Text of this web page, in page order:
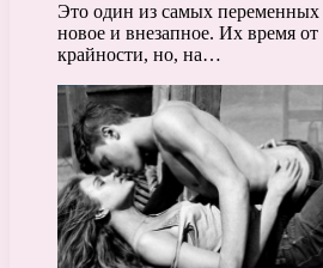
Это один из самых
новое и внезапное. Их время
крайности, но, на…